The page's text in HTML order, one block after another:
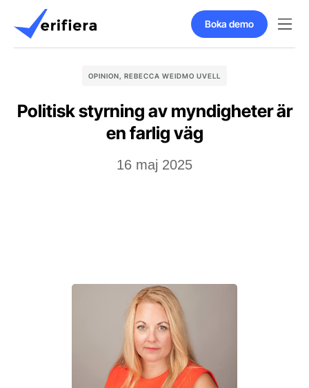
Boka demo
OPINION, REBECCA WEIDMO UVELL
Politisk styrning av myndigheter är
en farlig väg
16 maj 2025